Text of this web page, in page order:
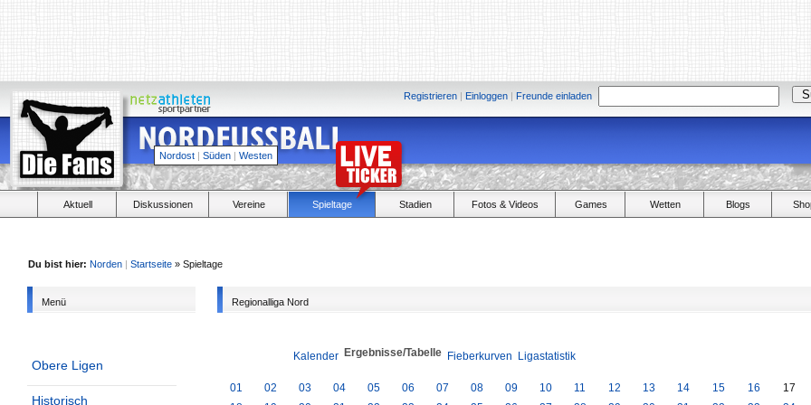
Registrieren | Einloggen | Freunde einladen
Nordost | Süden | Westen
Aktuell Diskussionen Vereine Spieltage Stadien Fotos & Videos Games Wetten Blogs
Du bist hier: Norden | Startseite » Spieltage
Menü
Obere Ligen
Historisch
Regionalliga Nord
Kalender Ergebnisse/Tabelle Fieberkurven Ligastatistik
01 02 03 04 05 06 07 08 09 10 11 12 13 14 15 16
17